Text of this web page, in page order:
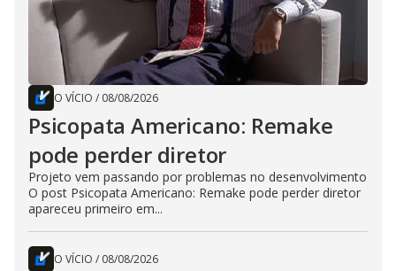
O VÍCIO / 08/08/2026
Psicopata Americano: Remake
pode perder diretor
Projeto vem passando por problemas no desenvolvimento
O post Psicopata Americano: Remake pode perder diretor
apareceu primeiro em...
O VÍCIO / 08/08/2026